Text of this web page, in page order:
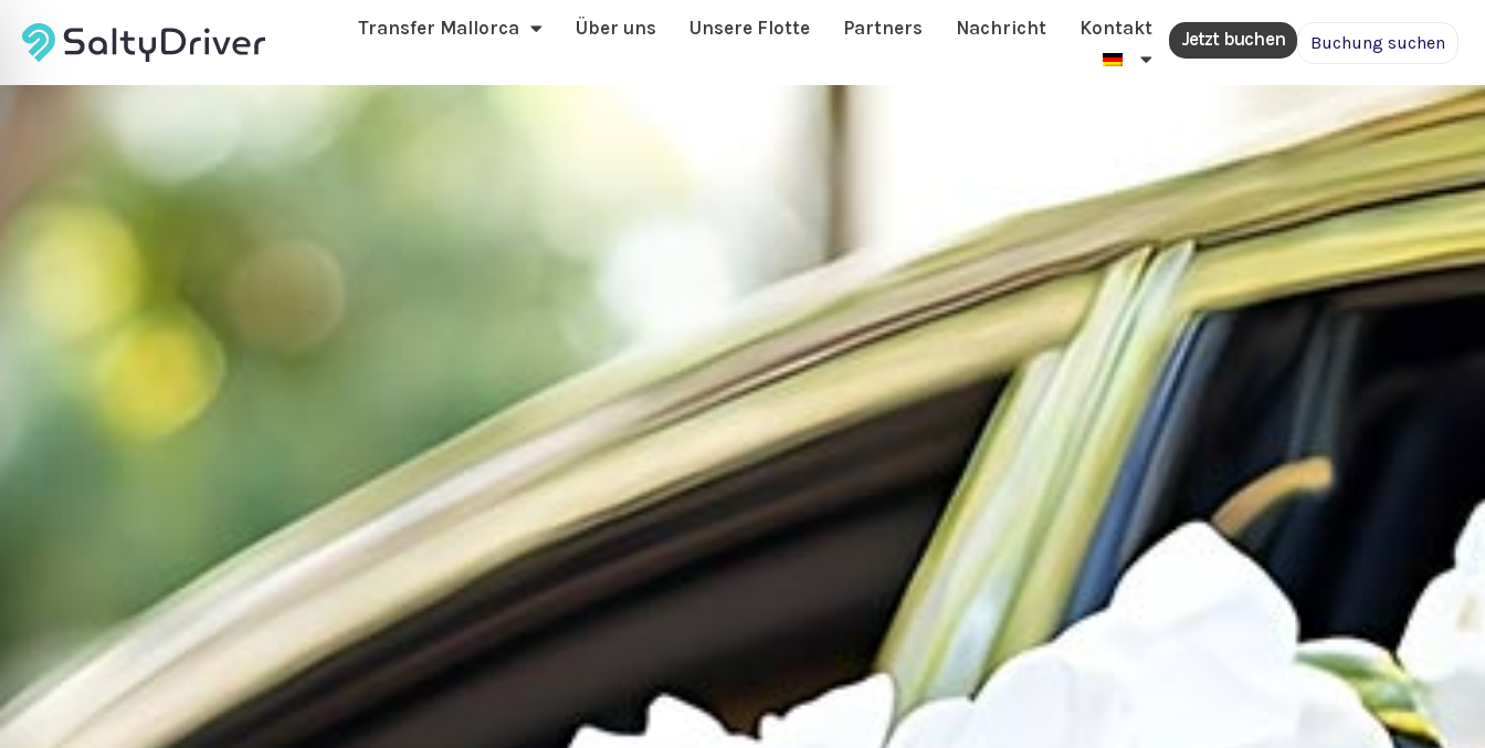
Transfer Mallorca Über uns Unsere Flotte Partners Nachricht Kontakt Jetzt buchen Buchung suchen